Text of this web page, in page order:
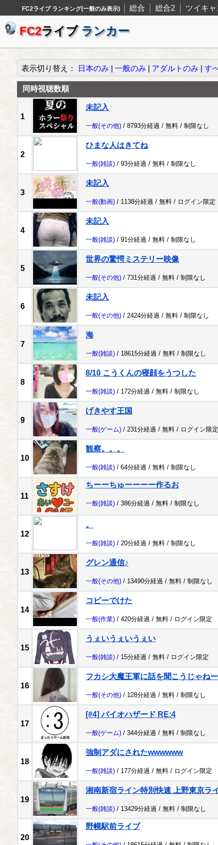
FC2ライブ ランキング(一般のみ表示) 総合 総合2 ツイキャ
FC2ライブ ランカー
表示切り替え： 日本のみ 一般のみ アダルトのみ す
同時視聴数順
1
未記入
一般(その他) / 8793分経過 / 無料 / 制限なし
2
ひまな人はきてね
一般(雑談) / 93分経過 / 無料 / 制限なし
3
未記入
一般(動画) / 1138分経過 / 無料 / ログイン限定
4
未記入
一般(雑談) / 91分経過 / 無料 / 制限なし
5
世界の驚愕ミステリー映像
一般(その他) / 731分経過 / 無料 / 制限なし
6
未記入
一般(その他) / 2424分経過 / 無料 / 制限なし
7
海
一般(雑談) / 18615分経過 / 無料 / 制限なし
8
8/10 こうくんの寝顔をうつした
一般(雑談) / 172分経過 / 無料 / 制限なし
9
げきやす王国
一般(ゲーム) / 231分経過 / 無料 / ログイン限定
10
観察。。。
一般(雑談) / 64分経過 / 無料 / 制限なし
11
ちーーちゅーーーー作るお
一般(雑談) / 386分経過 / 無料 / 制限なし
12
。
一般(雑談) / 20分経過 / 無料 / 制限なし
13
グレン通信♪
一般(その他) / 13490分経過 / 無料 / 制限なし
14
コピーでけた
一般(作業) / 420分経過 / 無料 / ログイン限定
15
うぇいうぇいうぇい
一般(雑談) / 15分経過 / 無料 / ログイン限定
16
フカシ大魔王軍に話を聞こうじゃね
一般(その他) / 128分経過 / 無料 / 制限なし
17
[#4] バイオハザード RE:4
一般(ゲーム) / 344分経過 / 無料 / 制限なし
18
強制アダにされたwwwwww
一般(雑談) / 177分経過 / 無料 / ログイン限定
19
湘南新宿ライン特別快速 上野東京ラ
一般(雑談) / 13429分経過 / 無料 / 制限なし
20
野幌駅前ライブ